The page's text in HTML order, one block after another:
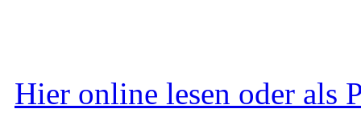
Hier online lesen oder als